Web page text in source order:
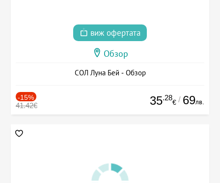
виж офертата
Обзор
СОЛ Луна Бей - Обзор
-15%
41.42€ 35.28
€ / 69лв.